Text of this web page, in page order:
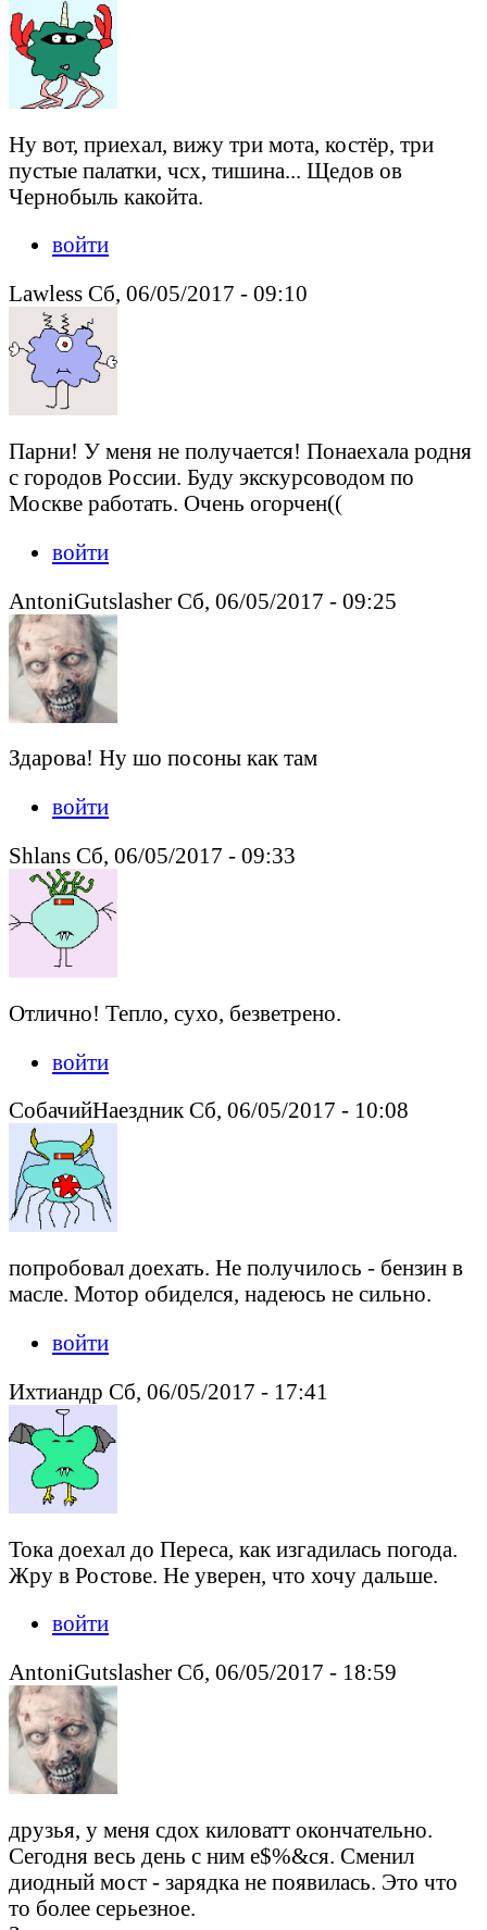
Ну вот, приехал, вижу три мота, костёр, три
пустые палатки, чсх, тишина... Щедов ов
Чернобыль какойта.
войти
Lawless Сб, 06/05/2017 - 09:10
Парни! У меня не получается! Понаехала родня
с городов России. Буду экскурсоводом по
Москве работать. Очень огорчен((
войти
AntoniGutslasher Сб, 06/05/2017 - 09:25
Здарова! Ну шо посоны как там
войти
Shlans Сб, 06/05/2017 - 09:33
Отлично! Тепло, сухо, безветрено.
войти
СобачийНаездник Сб, 06/05/2017 - 10:08
попробовал доехать. Не получилось - бензин в
масле. Мотор обиделся, надеюсь не сильно.
войти
Ихтиандр Сб, 06/05/2017 - 17:41
Тока доехал до Переса, как изгадилась погода.
Жру в Ростове. Не уверен, что хочу дальше.
войти
AntoniGutslasher Сб, 06/05/2017 - 18:59
друзья, у меня сдох киловатт окончательно.
Сегодня весь день с ним е$%&ся. Сменил
диодный мост - зарядка не появилась. Это что
то более серьезное.